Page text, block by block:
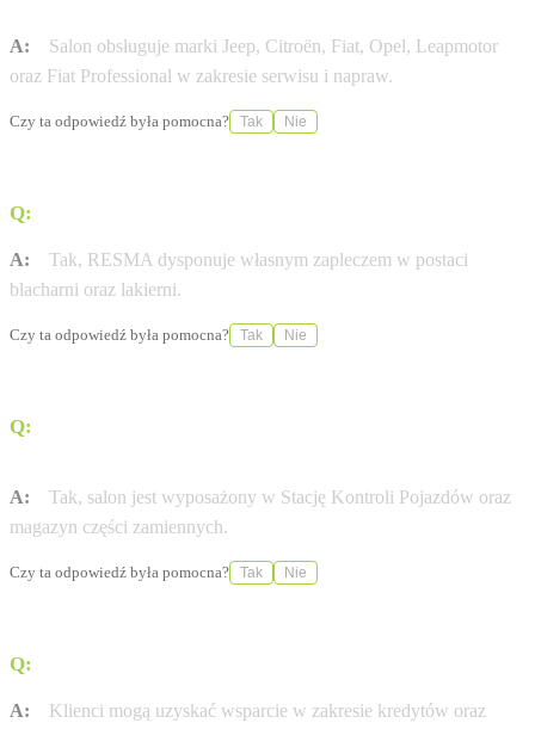
A:
Salon obsługuje marki Jeep, Citroën, Fiat, Opel, Leapmotor
oraz Fiat Professional w zakresie serwisu i napraw.
Czy ta odpowiedź była pomocna? Tak Nie
Q:
A:
Tak, RESMA dysponuje własnym zapleczem w postaci
blacharni oraz lakierni.
Czy ta odpowiedź była pomocna? Tak Nie
Q:
A:
Tak, salon jest wyposażony w Stację Kontroli Pojazdów oraz
magazyn części zamiennych.
Czy ta odpowiedź była pomocna? Tak Nie
Q:
A:
Klienci mogą uzyskać wsparcie w zakresie kredytów oraz